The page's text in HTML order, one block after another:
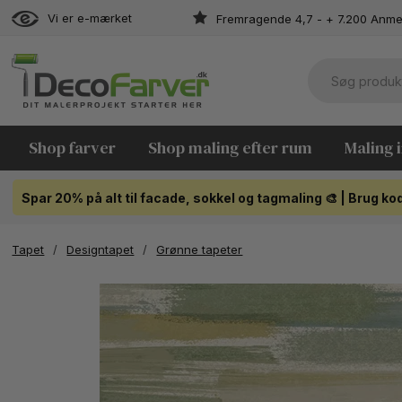
Vi er e-mærket Fremragende 4,7 - + 7.200
Shop farver Shop maling efter rum Maling
Spar 20% på alt til facade, sokkel og tagmaling 🎨 | Brug
Tapet / Designtapet / Grønne tapeter